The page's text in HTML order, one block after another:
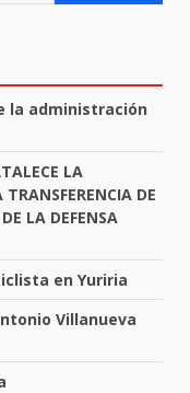
la administración
LA
DE
LA DEFENSA
en Yuriria
Villanueva